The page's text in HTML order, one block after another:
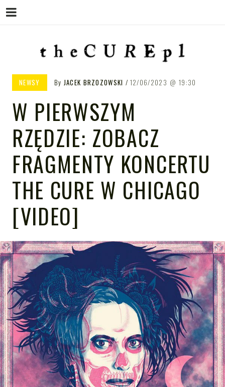
THE CURE PL – POLSKA
STRONA FANÓW ZESPOŁU THE
CURE
NEWSY By JACEK BRZOZOWSKI 12/06/2023 19:30
W PIERWSZYM
RZĘDZIE: ZOBACZ
FRAGMENTY KONCERTU
THE CURE W CHICAGO
[VIDEO]
Menu